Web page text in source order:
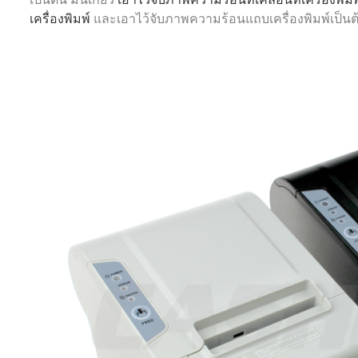
เครื่องพิมพ์ และเอาไว้จับภาพความร้อนแถบเครื่องพิมพ์เป็น